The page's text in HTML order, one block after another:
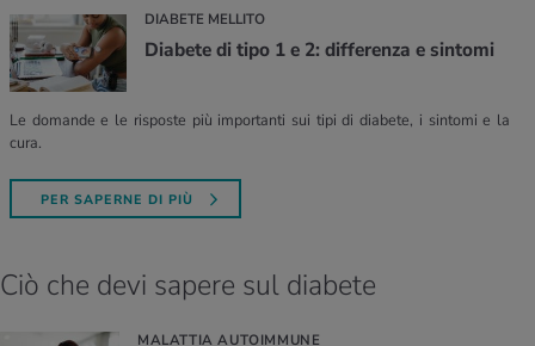
DIABETE MELLITO
Diabete di tipo 1 e 2: differenza e sintomi
Le domande e le risposte più importanti sui tipi di diabete, i sintomi e la
cura.
PER SAPERNE DI PIÙ
Ciò che devi sapere sul diabete
MALATTIA AUTOIMMUNE